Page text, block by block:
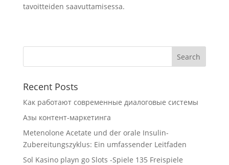
tavoitteiden saavuttamisessa.
Recent Posts
Как работают современные диалоговые системы
Азы контент-маркетинга
Metenolone Acetate und der orale Insulin-
Zubereitungszyklus: Ein umfassender Leitfaden
Sol Kasino playn go Slots -Spiele 135 Freispiele